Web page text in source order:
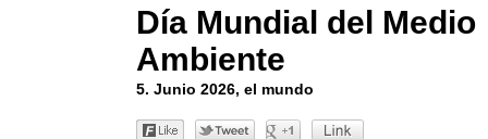
Día Mundial del Medio
Ambiente
5. Junio 2026, el mundo